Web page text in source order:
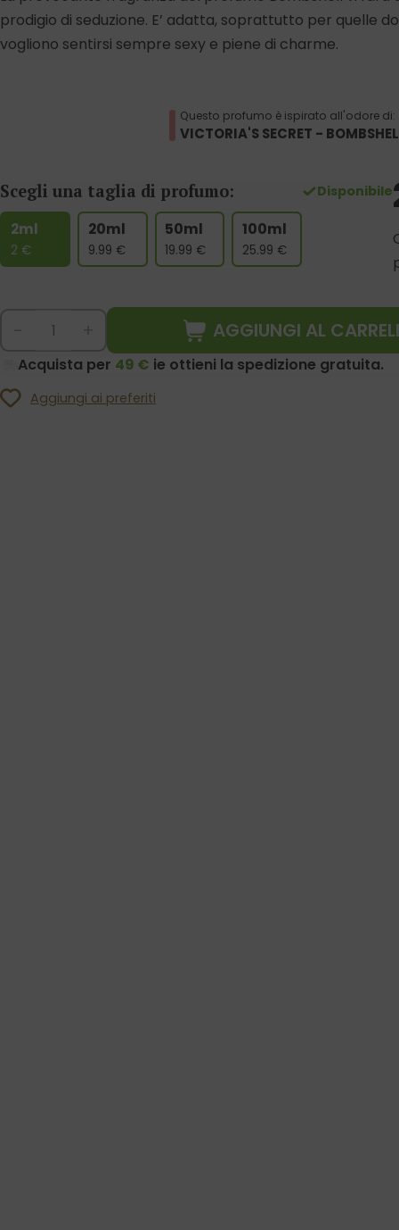
prodigio di seduzione. E’ adatta, soprattutto per quelle
vogliono sentirsi sempre sexy e piene di charme.
Questo profumo è ispirato all'odore di:
VICTORIA'S SECRET -
Scegli una taglia di profumo:
2ml
2 €
20ml
9.99 €
50ml
19.99 €
100ml
25.99 €
Disponibile
AGGIUNGI AL
Acquista per 49 € ie ottieni la spedizione gratuita.
Aggiungi ai preferiti